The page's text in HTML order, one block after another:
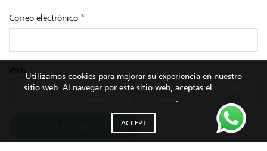
Correo electrónico *
Utilizamos cookies para mejorar su experiencia en nuestro
sitio web. Al navegar por este sitio web, aceptas el
ACCEPT